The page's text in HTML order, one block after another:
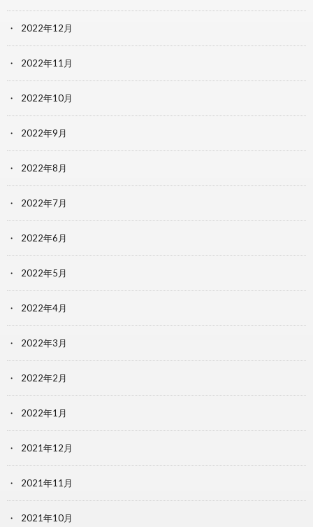
2022年12月
2022年11月
2022年10月
2022年9月
2022年8月
2022年7月
2022年6月
2022年5月
2022年4月
2022年3月
2022年2月
2022年1月
2021年12月
2021年11月
2021年10月